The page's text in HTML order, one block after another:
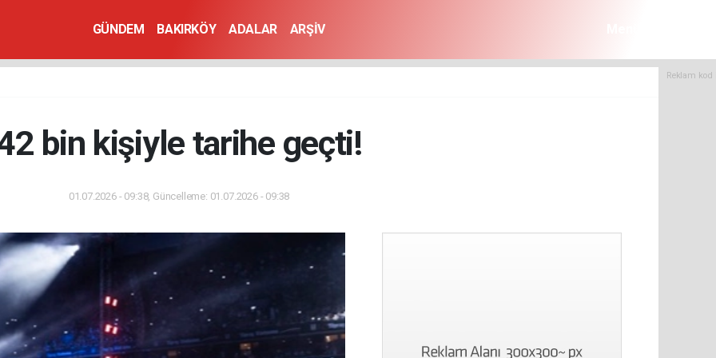
GÜNDEM BAKIRKÖY ADALAR ARŞİV
Reklam
bin kişiyle tarihe geçti!
01.07.2026 - 09:38, Güncelleme: 01.07.2026 - 09:38